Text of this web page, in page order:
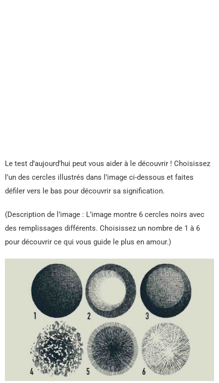
Le test d’aujourd’hui peut vous aider à le découvrir ! Choisissez
l’un des cercles illustrés dans l’image ci-dessous et faites
défiler vers le bas pour découvrir sa signification.
(Description de l’image : L’image montre 6 cercles noirs avec
des remplissages différents. Choisissez un nombre de 1 à 6
pour découvrir ce qui vous guide le plus en amour.)